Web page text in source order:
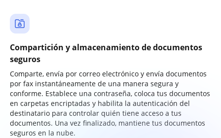
Compartición y almacenamiento de documentos
seguros
Comparte, envía por correo electrónico y envía documentos
por fax instantáneamente de una manera segura y
conforme. Establece una contraseña, coloca tus documentos
en carpetas encriptadas y habilita la autenticación del
destinatario para controlar quién tiene acceso a tus
documentos. Una vez finalizado, mantiene tus documentos
seguros en la nube.